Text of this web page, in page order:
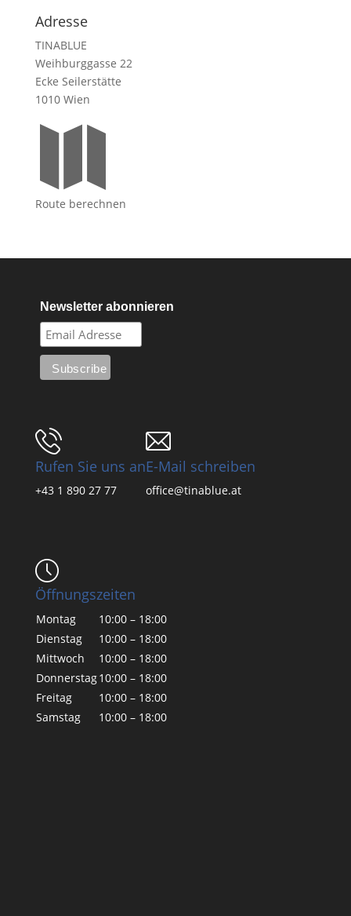
Adresse
TINABLUE
Weihburggasse 22
Ecke Seilerstätte
1010 Wien

Route berechnen
Newsletter abonnieren
Rufen Sie uns an
+43 1 890 27 77
E-Mail schreiben
office@tinablue.at
Öffnungszeiten
Montag
10:00 – 18:00
Dienstag
10:00 – 18:00
Mittwoch
10:00 – 18:00
Donnerstag10:00 – 18:00
Freitag
10:00 – 18:00
Samstag
10:00 – 18:00